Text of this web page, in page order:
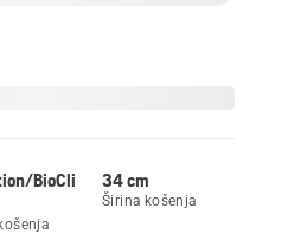
BioCli
34 cm
Širina košenja